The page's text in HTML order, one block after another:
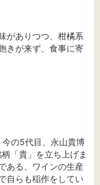
がありつつ、柑橘系
きが来ず、食事に寄
の5代目、永山貴博
「貴」を立ち上げま
ある、ワインの生産
自らも稲作をしてい